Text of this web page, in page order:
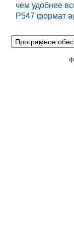
чем удобнее
P547 формат